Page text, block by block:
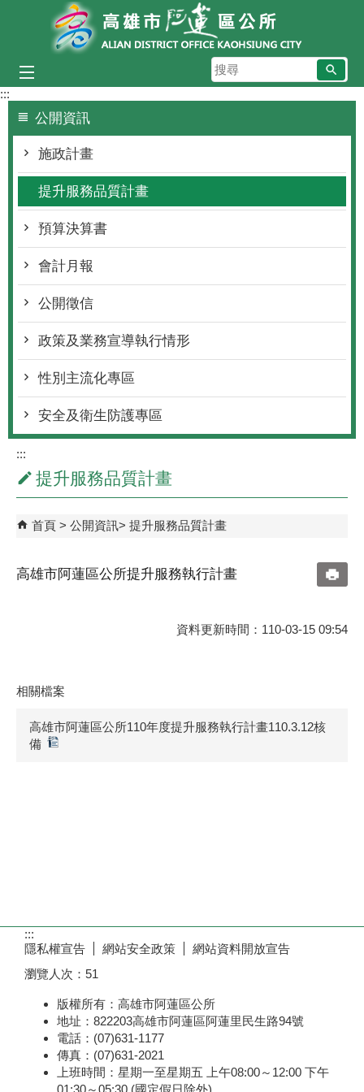
跳到主要內容區塊
搜
尋
:::
公開資訊
施政計畫
提升服務品質計畫
預算決算書
會計月報
公開徵信
政策及業務宣導執行情形
性別主流化專區
安全及衛生防護專區
:::
提升服務品質計畫
首頁 公開資訊 提升服務品質計畫
高雄市阿蓮區公所提升服務執行計畫
資料更新時間：110-03-15 09:54
相關檔案
高雄市阿蓮區公所110年度提升服務執行計畫110.3.12核
備
:::
隱私權宣告
網站安全政策
網站資料開放宣告
瀏覽人次： 51
版權所有：高雄市阿蓮區公所
地址：822203高雄市阿蓮區阿蓮里民生路94號
電話：(07)631-1177
傳真：(07)631-2021
上班時間：星期一至星期五 上午08:00～12:00 下午